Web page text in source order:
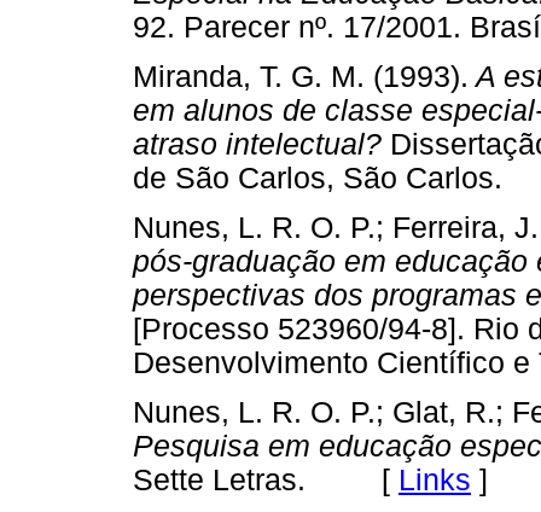
92. Parecer nº. 17/2001.
Miranda, T. G. M. (1993). A
em alunos de classe
atraso intelectual?
de São Carlos, São
Nunes, L. R. O. P.; Ferreira,
pós-graduação em
perspectivas dos programas
[Processo 523960/94-8]. Rio
Desenvolvimento
Nunes, L. R. O. P.; Glat, R.;
Pesquisa em educação
Sette Letras. [ Links ]